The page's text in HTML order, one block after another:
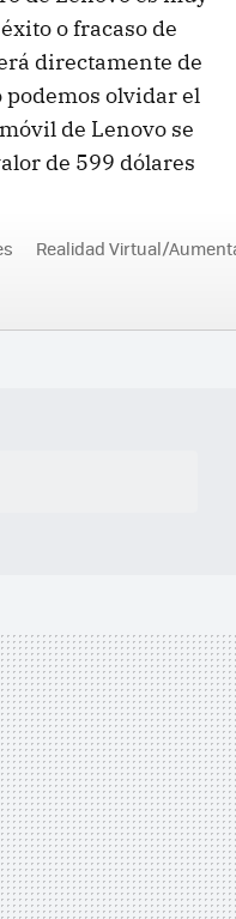
o fracaso de
directamente de
podemos olvidar el
de Lenovo se
de 599 dólares
Realidad Virtual/